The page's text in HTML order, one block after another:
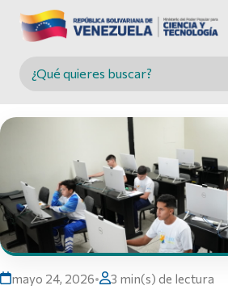
Buscar en MINCYT
mayo 24, 2026• 3 min(s) de lectura